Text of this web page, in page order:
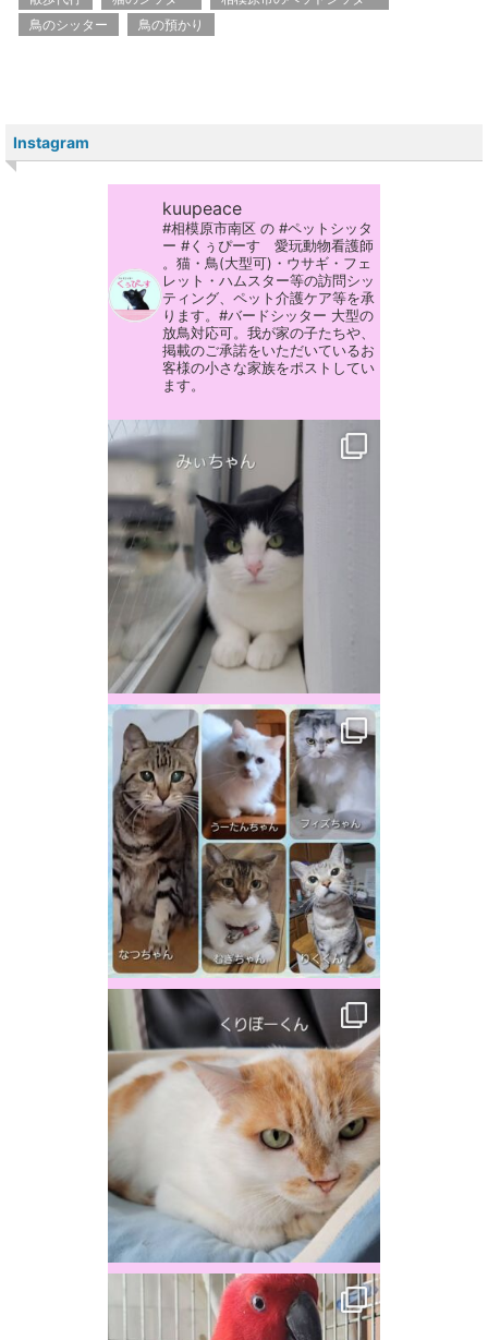
鳥のシッター
鳥の預かり
Instagram
kuupeace
#相模原市南区 の #ペットシッタ
ー #くぅぴーす 愛玩動物看護師
。猫・鳥(大型可)・ウサギ・フェ
レット・ハムスター等の訪問シッ
ティング、ペット介護ケア等を承
ります。#バードシッター 大型の
放鳥対応可。我が家の子たちや、
掲載のご承諾をいただいているお
客様の小さな家族をポストしてい
ます。